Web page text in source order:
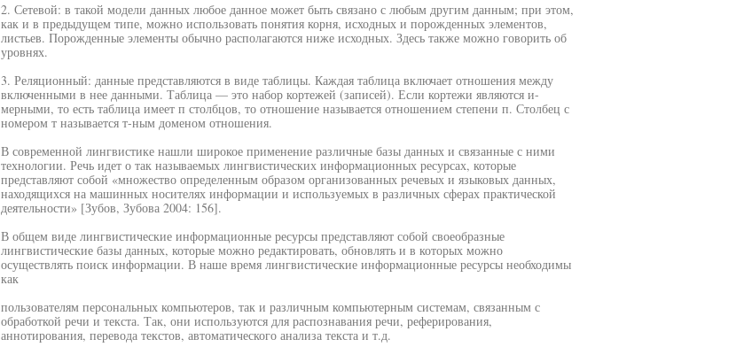
2. Сетевой: в такой модели данных любое данное может быть связано с любым другим данным; при этом,
как и в предыдущем типе, можно использовать понятия корня, исходных и порожденных элементов,
листьев. Порожденные элементы обычно располагаются ниже исходных. Здесь также можно говорить об
уровнях.
3. Реляционный: данные представляются в виде таблицы. Каждая таблица включает отношения между
включенными в нее данными. Таблица — это набор кортежей (записей). Если кортежи являются и-
мерными, то есть таблица имеет п столбцов, то отношение называется отношением степени п. Столбец с
номером т называется т-ным доменом отношения.
В современной лингвистике нашли широкое применение различные базы данных и связанные с ними
технологии. Речь идет о так называемых лингвистических информационных ресурсах, которые
представляют собой «множество определенным образом организованных речевых и языковых данных,
находящихся на машинных носителях информации и используемых в различных сферах практической
деятельности» [Зубов, Зубова 2004: 156].
В общем виде лингвистические информационные ресурсы представляют собой своеобразные
лингвистические базы данных, которые можно редактировать, обновлять и в которых можно
осуществлять поиск информации. В наше время лингвистические информационные ресурсы необходимы
как
пользователям персональных компьютеров, так и различным компьютерным системам, связанным с
обработкой речи и текста. Так, они используются для распознавания речи, реферирования,
аннотирования, перевода текстов, автоматического анализа текста и т.д.